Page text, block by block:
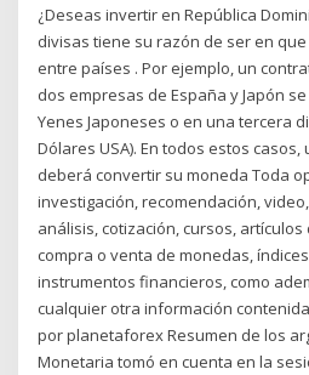
¿Deseas invertir en República
divisas tiene su razón de ser en
entre países . Por ejemplo, un
dos empresas de España y Japón
Yenes Japoneses o en una tercera
Dólares USA). En todos estos
deberá convertir su moneda Toda
investigación, recomendación,
análisis, cotización, cursos,
compra o venta de monedas,
instrumentos financieros, como
cualquier otra información
por planetaforex Resumen de los
Monetaria tomó en cuenta en la